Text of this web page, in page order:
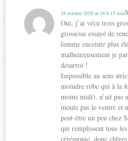
28 octobre 2020 at 16 h 15 min
Oui, j’ai vécu trois
grossesse essayé de
femme enceinte plus
malheureusement je
désarroi !
Impossible au sens
moindre robe qui à la
moins midi), n’ait pas
moule pas le ventre et
peut-être un peu chez
qui remplissent tous
cérémonie, donc